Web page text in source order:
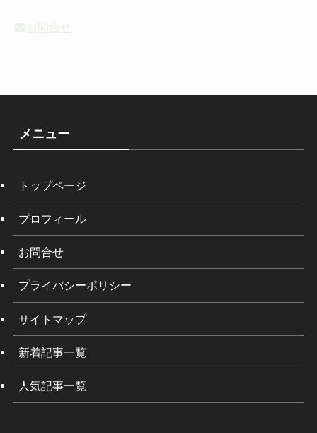
メニュー
トップページ
プロフィール
お問合せ
プライバシーポリシー
サイトマップ
新着記事一覧
人気記事一覧